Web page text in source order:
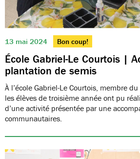
13 mai 2024 Bon coup!
École Gabriel-Le Courtois |
plantation de semis
À l’école Gabriel-Le Courtois, membre du
les élèves de troisième année ont pu
d’une activité présentée par une
communautaires.